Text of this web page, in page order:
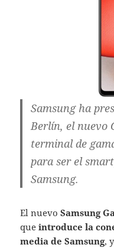
Samsung ha
Berlín, el nuevo
terminal de
para ser el
Samsung.
El nuevoSamsung
queintroduce la
media de Samsung,